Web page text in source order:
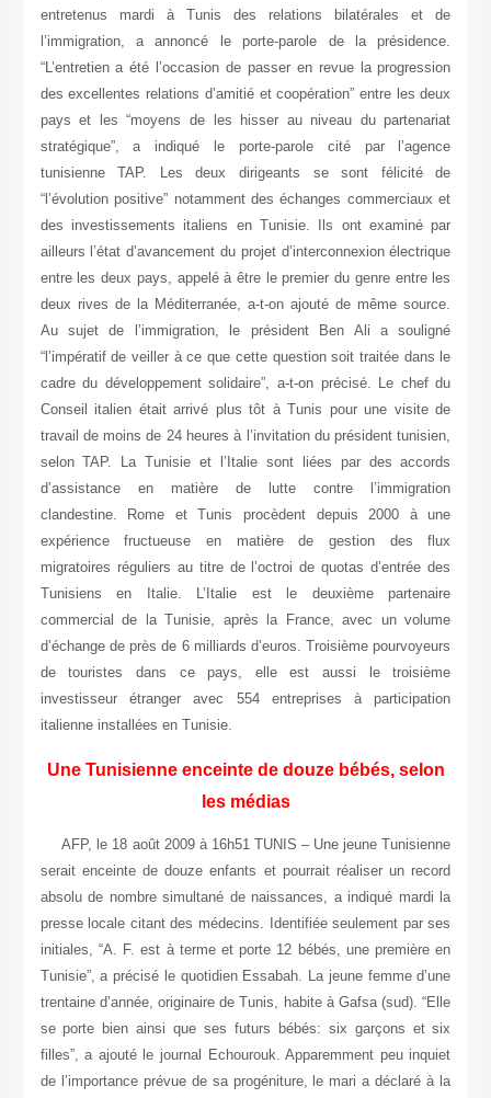
entretenus mardi à Tunis des relations bilatérales et de
l’immigration, a annoncé le porte-parole de la présidence.
“L’entretien a été l’occasion de passer en revue la progression
des excellentes relations d’amitié et coopération” entre les deux
pays et les “moyens de les hisser au niveau du partenariat
stratégique”, a indiqué le porte-parole cité par l’agence
tunisienne TAP. Les deux dirigeants se sont félicité de
“l’évolution positive” notamment des échanges commerciaux et
des investissements italiens en Tunisie. Ils ont examiné par
ailleurs l’état d’avancement du projet d’interconnexion électrique
entre les deux pays, appelé à être le premier du genre entre les
deux rives de la Méditerranée, a-t-on ajouté de même source.
Au sujet de l’immigration, le président Ben Ali a souligné
“l’impératif de veiller à ce que cette question soit traitée dans le
cadre du développement solidaire”, a-t-on précisé. Le chef du
Conseil italien était arrivé plus tôt à Tunis pour une visite de
travail de moins de 24 heures à l’invitation du président tunisien,
selon TAP. La Tunisie et l’Italie sont liées par des accords
d’assistance en matière de lutte contre l’immigration
clandestine. Rome et Tunis procèdent depuis 2000 à une
expérience fructueuse en matière de gestion des flux
migratoires réguliers au titre de l’octroi de quotas d’entrée des
Tunisiens en Italie. L’Italie est le deuxième partenaire
commercial de la Tunisie, après la France, avec un volume
d’échange de près de 6 milliards d’euros. Troisième pourvoyeurs
de touristes dans ce pays, elle est aussi le troisième
investisseur étranger avec 554 entreprises à participation
italienne installées en Tunisie.
Une Tunisienne enceinte de douze bébés, selon
les médias
AFP, le 18 août 2009 à 16h51 TUNIS – Une jeune Tunisienne
serait enceinte de douze enfants et pourrait réaliser un record
absolu de nombre simultané de naissances, a indiqué mardi la
presse locale citant des médecins. Identifiée seulement par ses
initiales, “A. F. est à terme et porte 12 bébés, une première en
Tunisie”, a précisé le quotidien Essabah. La jeune femme d’une
trentaine d’année, originaire de Tunis, habite à Gafsa (sud). “Elle
se porte bien ainsi que ses futurs bébés: six garçons et six
filles”, a ajouté le journal Echourouk. Apparemment peu inquiet
de l’importance prévue de sa progéniture, le mari a déclaré à la